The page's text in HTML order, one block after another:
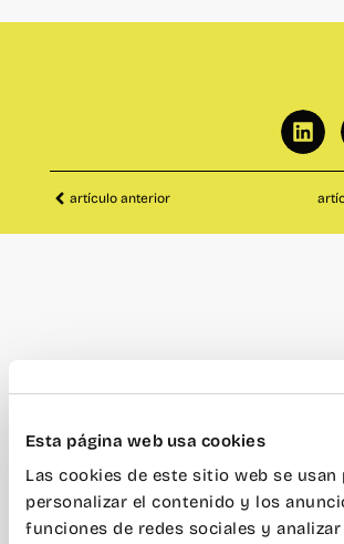
Esta página web usa cookies
Las cookies de este sitio web se usan
personalizar el contenido y los
funciones de redes sociales y
artículo anterior
Valencia